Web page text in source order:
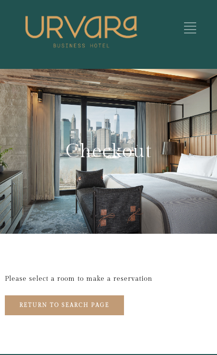
Checkout
Please select a room to make a reservation
RETURN TO SEARCH PAGE